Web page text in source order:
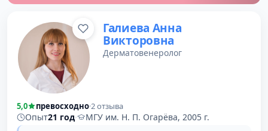
Галиева Анна
Викторовна
Дерматовенеролог
5,0 превосходно·2 отзыва
Опыт21 год·
МГУ им. Н. П. Огарёва, 2005 г.